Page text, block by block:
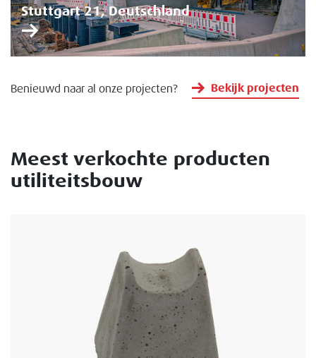
Stuttgart 21, Deutschland
Benieuwd naar al onze projecten? Bekijk projecten
Meest verkochte producten
utiliteitsbouw